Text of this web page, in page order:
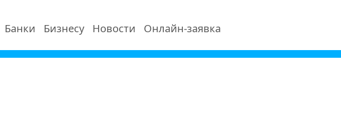
Банки Бизнесу Новости Онлайн-заявка